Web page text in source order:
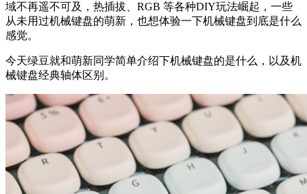
域不再遥不可及，热插拔、RGB 等各种DIY玩法崛起，一些
从未用过机械键盘的萌新，也想体验一下机械键盘到底是什么
感觉。
今天绿豆就和萌新同学简单介绍下机械键盘的是什么，以及机
械键盘经典轴体区别。